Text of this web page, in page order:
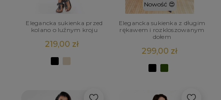
Elegancka sukienka przed
kolano o luźnym kroju
219,00 zł
Nowość 😍
Elegancka sukienka z długim
rękawem i rozkloszowanym
dołem
299,00 zł